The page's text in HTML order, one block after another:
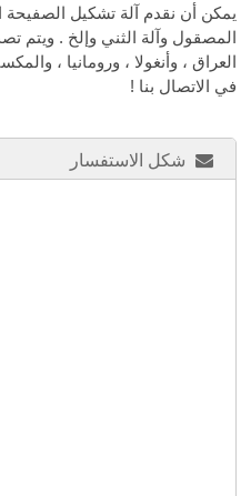
يمكن أن نقدم آلة تشكيل الصفيحة
المصقول وآلة الثني وإلخ . ويتم
العراق ، وأنغولا ، ورومانيا ،
في الاتصال بنا !
شكل الاستفسار